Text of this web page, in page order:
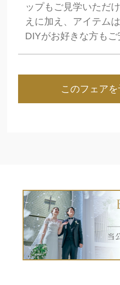
ップもご見学いただ
えに加え、アイテム
DIYがお好きな方もご
このフェア